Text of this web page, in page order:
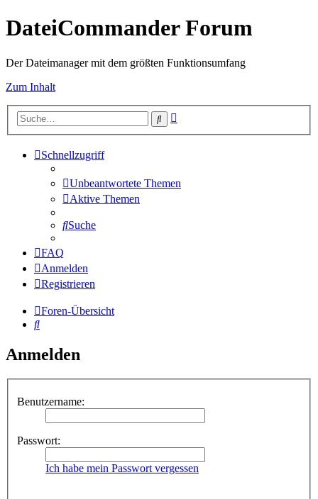
DateiCommander Forum
Der Dateimanager mit dem größten Funktionsumfang
Zum Inhalt
Suche
Schnellzugriff
Unbeantwortete Themen
Aktive Themen
Suche
FAQ
Anmelden
Registrieren
Foren-Übersicht
Suche
Anmelden
Benutzername:
Passwort:
Ich habe mein Passwort vergessen